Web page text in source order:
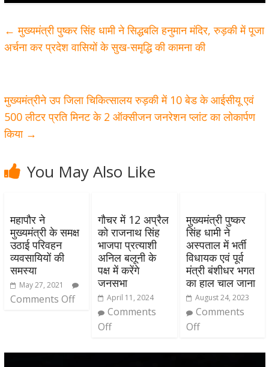
← मुख्यमंत्री पुष्कर सिंह धामी ने सिद्धबलि हनुमान मंदिर, रुड़की में पूजा
अर्चना कर प्रदेश वासियों के सुख-समृद्धि की कामना की
मुख्यमंत्रीने उप जिला चिकित्सालय रुड़की में 10 बेड के आईसीयू एवं
500 लीटर प्रति मिनट के 2 ऑक्सीजन जनरेशन प्लांट का लोकार्पण
किया →
You May Also Like
महापौर ने
मुख्यमंत्री के समक्ष
उठाई परिवहन
व्यवसायियों की
समस्या
May 27, 2021
Comments Off
गौचर में 12 अप्रैल
को राजनाथ सिंह
भाजपा प्रत्याशी
अनिल बलूनी के
पक्ष में करेंगे
जनसभा
April 11, 2024
Comments
Off
मुख्यमंत्री पुष्कर
सिंह धामी ने
अस्पताल में भर्ती
विधायक एवं पूर्व
मंत्री बंशीधर भगत
का हाल चाल जाना
August 24, 2023
Comments
Off